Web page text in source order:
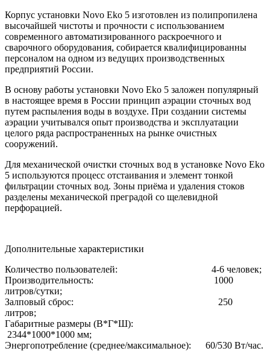
Корпус установки Novo Eko 5 изготовлен из полипропилена
высочайшей чистоты и прочности с использованием
современного автоматизированного раскроечного и
сварочного оборудования, собирается квалифицированны
персоналом на одном из ведущих производственных
предприятий России.
В основу работы установки Novo Eko 5 заложен популярный
в настоящее время в России принцип аэрации сточных вод
путем распыления воды в воздухе. При создании системы
аэрации учитывался опыт производства и эксплуатации
целого ряда распространенных на рынке очистных
сооружений.
Для механической очистки сточных вод в установке Novo Eko
5 используются процесс отстаивания и элемент тонкой
фильтрации сточных вод. Зоны приёма и удаления стоков
разделены механической преградой со щелевидной
перфорацией.
Дополнительные характеристики
Количество пользователей: 4-6 человек;
Производительность: 1000
литров/сутки;
Залповый сброс: 250
литров;
Габаритные размеры (В*Г*Ш):
2344*1000*1000 мм;
Энергопотребление (среднее/максимальное): 60/530 Вт/час.